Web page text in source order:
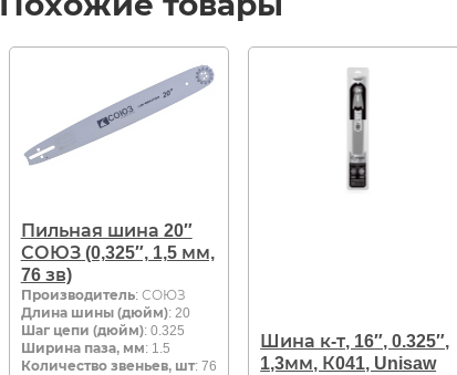
Пильная шина 20″
СОЮЗ (0,325″, 1,5 мм,
76 зв)
Производитель: СОЮЗ
Длина шины (дюйм): 20
Шаг цепи (дюйм): 0.325
Ширина паза, мм: 1.5
Количество звеньев, шт: 76
Шина к-т, 16″, 0.325″,
1,3мм, К041, Unisaw